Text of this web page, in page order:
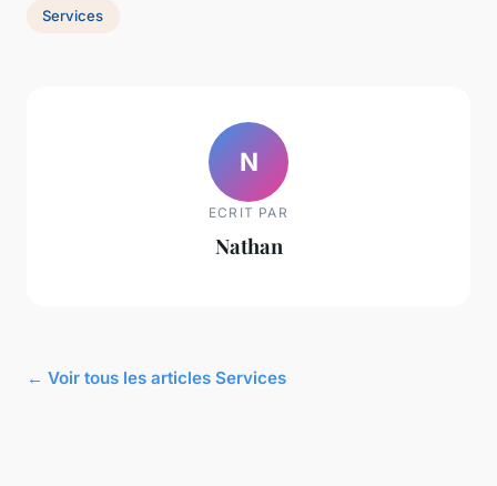
Services
N
ECRIT PAR
Nathan
← Voir tous les articles Services